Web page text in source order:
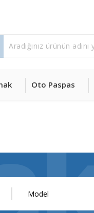
Oto Paspas